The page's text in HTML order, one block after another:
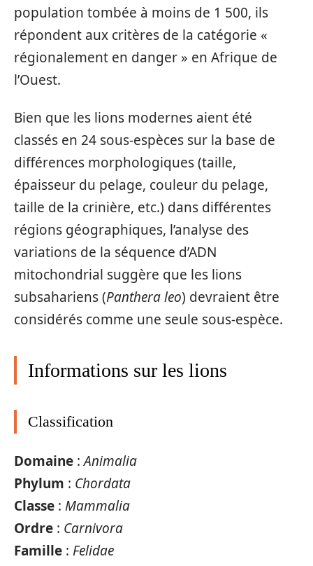
population tombée à moins de 1 500, ils
répondent aux critères de la catégorie «
régionalement en danger » en Afrique de
l’Ouest.
Bien que les lions modernes aient été
classés en 24 sous-espèces sur la base de
différences morphologiques (taille,
épaisseur du pelage, couleur du pelage,
taille de la crinière, etc.) dans différentes
régions géographiques, l’analyse des
variations de la séquence d’ADN
mitochondrial suggère que les lions
subsahariens (Panthera leo) devraient être
considérés comme une seule sous-espèce.
Informations sur les lions
Classification
Domaine :Animalia
Phylum : Chordata
Classe : Mammalia
Ordre : Carnivora
Famille : Felidae